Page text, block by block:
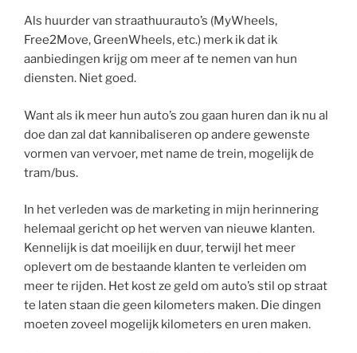
Als huurder van straathuurauto’s (MyWheels,
Free2Move, GreenWheels, etc.) merk ik dat ik
aanbiedingen krijg om meer af te nemen van hun
diensten. Niet goed.
Want als ik meer hun auto’s zou gaan huren dan ik nu al
doe dan zal dat kannibaliseren op andere gewenste
vormen van vervoer, met name de trein, mogelijk de
tram/bus.
In het verleden was de marketing in mijn herinnering
helemaal gericht op het werven van nieuwe klanten.
Kennelijk is dat moeilijk en duur, terwijl het meer
oplevert om de bestaande klanten te verleiden om
meer te rijden. Het kost ze geld om auto’s stil op straat
te laten staan die geen kilometers maken. Die dingen
moeten zoveel mogelijk kilometers en uren maken.